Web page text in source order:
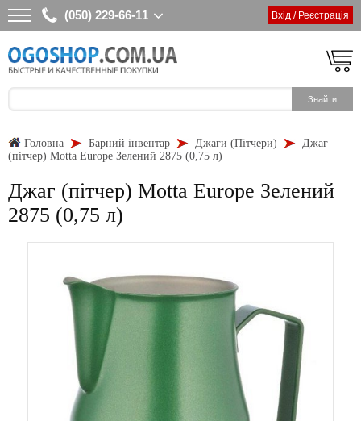
(050) 229-66-11 Вхід / Реєстрація
Головна Барний інвентар Джаги (Пітчери)
Джаг
(пітчер) Motta Europe Зелений 2875 (0,75 л)
Джаг (пітчер) Motta Europe Зелений
2875 (0,75 л)